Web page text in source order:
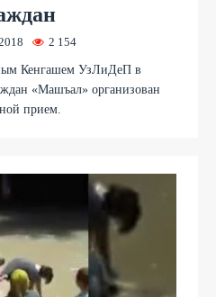
2 154
Кенгашем УзЛиДеП в
«Машъал» организован
прием.